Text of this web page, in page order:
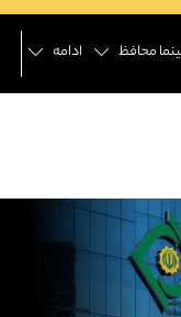
محافظ ادامه